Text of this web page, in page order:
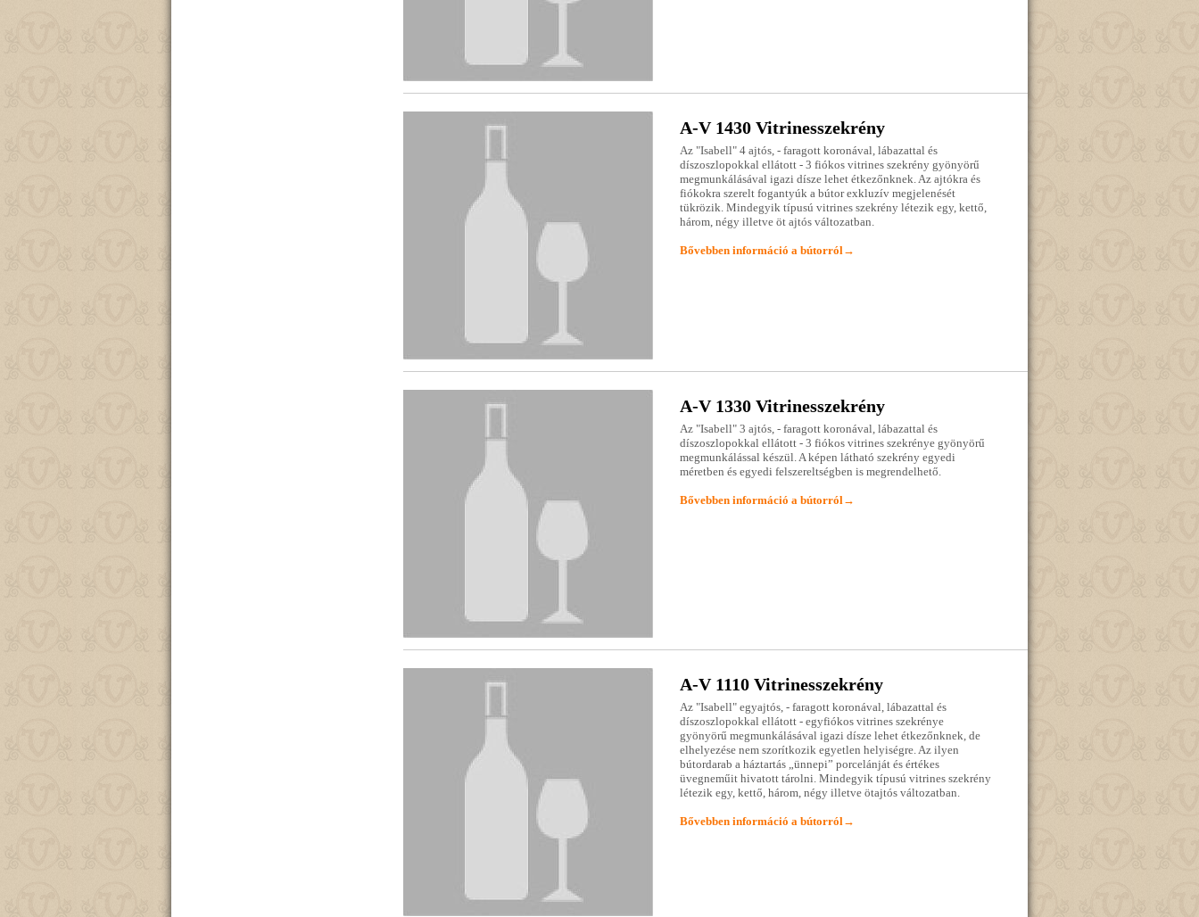
A-V 1430 Vitrinesszekrény
Az "Isabell" 4 ajtós, - faragott koronával, lábazattal és
díszoszlopokkal ellátott - 3 fiókos vitrines szekrény gyönyörű
megmunkálásával igazi dísze lehet étkezőnknek. Az ajtókra és
fiókokra szerelt fogantyúk a bútor exkluzív megjelenését
tükrözik. Mindegyik típusú vitrines szekrény létezik egy, kettő,
három, négy illetve öt ajtós változatban.
Bővebben információ a bútorról→
A-V 1330 Vitrinesszekrény
Az "Isabell" 3 ajtós, - faragott koronával, lábazattal és
díszoszlopokkal ellátott - 3 fiókos vitrines szekrénye gyönyörű
megmunkálással készül. A képen látható szekrény egyedi
méretben és egyedi felszereltségben is megrendelhető.
Bővebben információ a bútorról→
A-V 1110 Vitrinesszekrény
Az "Isabell" egyajtós, - faragott koronával, lábazattal és
díszoszlopokkal ellátott - egyfiókos vitrines szekrénye
gyönyörű megmunkálásával igazi dísze lehet étkezőnknek, de
elhelyezése nem szorítkozik egyetlen helyiségre. Az ilyen
bútordarab a háztartás „ünnepi” porcelánját és értékes
üvegneműit hivatott tárolni. Mindegyik típusú vitrines szekrény
létezik egy, kettő, három, négy illetve ötajtós változatban.
Bővebben információ a bútorról→